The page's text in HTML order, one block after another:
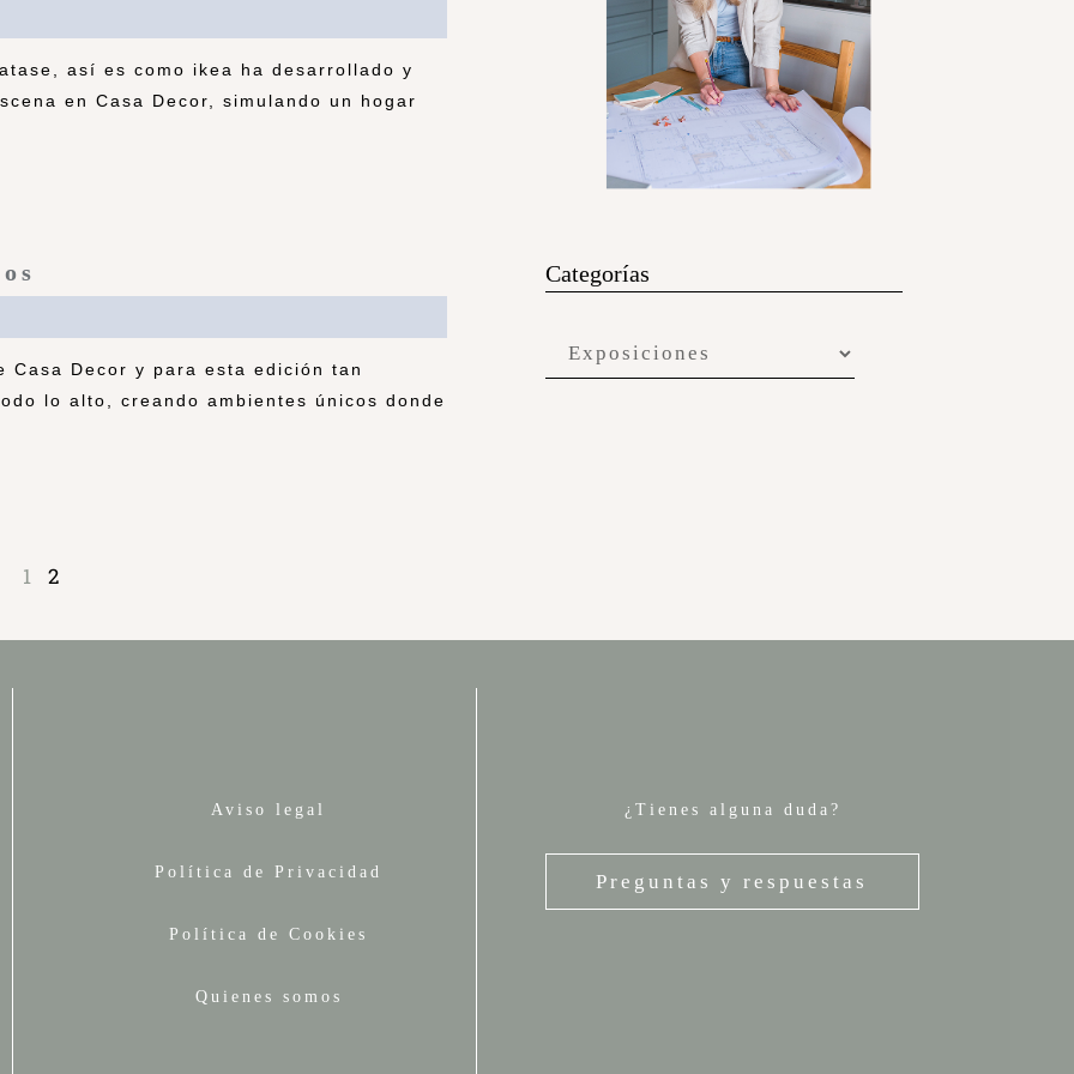
así es como ikea ha desarrollado y
en Casa Decor, simulando un hogar
Decor y para esta edición tan
lo alto, creando ambientes únicos donde
1 2
Categorías
Aviso legal
Política de Privacidad
Política de Cookies
Quienes somos
¿Tienes alguna duda?
Preguntas y respuestas